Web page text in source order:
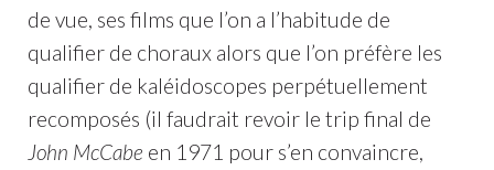
de vue, ses films que l’on a l’habitude de
qualifier de choraux alors que l’on préfère les
qualifier de kaléidoscopes perpétuellement
recomposés (il faudrait revoir le trip final de
John McCabe en 1971 pour s’en convaincre,